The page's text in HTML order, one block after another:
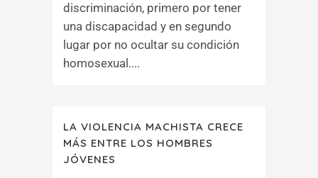
discriminación, primero por tener
una discapacidad y en segundo
lugar por no ocultar su condición
homosexual....
LA VIOLENCIA MACHISTA CRECE
MÁS ENTRE LOS HOMBRES
JÓVENES